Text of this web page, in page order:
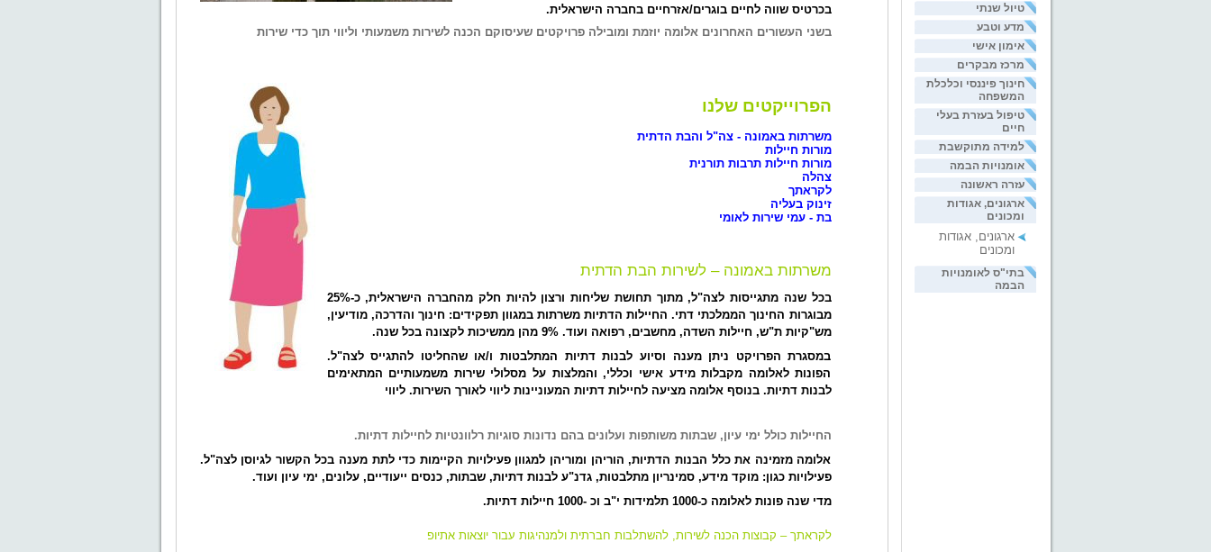
טיול שנתי
מדע וטבע
אימון אישי
מרכז מבקרים
חינוך פיננסי וכלכלת
המשפחה
טיפול בעזרת בעלי
חיים
למידה מתוקשבת
אומנויות הבמה
עזרה ראשונה
ארגונים, אגודות
ומכונים
ארגונים, אגודות
ומכונים
בתי"ס לאומנויות
הבמה
בכרטיס שווה לחיים בוגרים/אזרחיים בחברה הישראלית.
בשני העשורים האחרונים אלומה יוזמת ומובילה פרויקטים שעיסוקם הכנה לשירות משמעותי וליווי תוך כדי שירות
הפרוייקטים שלנו
משרתות באמונה - צה"ל והבת הדתית
מורות חיילות
מורות חיילות תרבות תורנית
צהלה
לקראתך
זינוק בעליה
בת - עמי שירות לאומי
משרתות באמונה – לשירות הבת הדתית
בכל שנה מתגייסות לצה"ל, מתוך תחושת שליחות ורצון להיות חלק מהחברה הישראלית, כ-25%
מבוגרות החינוך הממלכתי דתי. החיילות הדתיות משרתות במגוון תפקידים: חינוך והדרכה, מודיעין,
מש"קיות ת"ש, חיילות השדה, מחשבים, רפואה ועוד. 9% מהן ממשיכות לקצונה בכל שנה.
במסגרת הפרויקט ניתן מענה וסיוע לבנות דתיות המתלבטות ו/או שהחליטו להתגייס לצה"ל.
הפונות לאלומה מקבלות מידע אישי וכללי, והמלצות על מסלולי שירות משמעותיים המתאימים
לבנות דתיות. בנוסף אלומה מציעה לחיילות דתיות המעוניינות ליווי לאורך השירות. ליווי
החיילות כולל ימי עיון, שבתות משותפות ועלונים בהם נדונות סוגיות רלוונטיות לחיילות דתיות.
אלומה מזמינה את כלל הבנות הדתיות, הוריהן ומוריהן למגוון פעילויות הקיימות כדי לתת מענה בכל הקשור לגיוסן לצה"ל.
פעילויות כגון: מוקד מידע, סמינריון מתלבטות, גדנ"ע לבנות דתיות, שבתות, כנסים ייעודיים, עלונים, ימי עיון ועוד.
מדי שנה פונות לאלומה כ-1000 תלמידות י"ב וכ -1000 חיילות דתיות.
לקראתך – קבוצות הכנה לשירות, להשתלבות חברתית ולמנהיגות עבור יוצאות אתיופ